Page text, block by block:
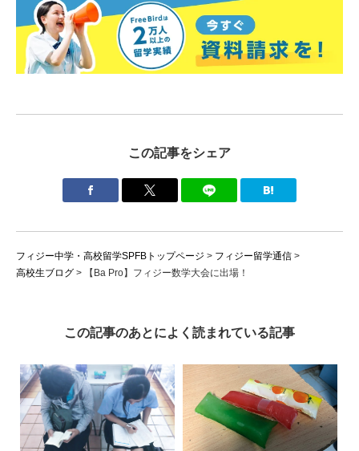
この記事をシェア
フィジー中学・高校留学SPFBトップページ > フィジー留学通信 >
高校生ブログ > 【Ba Pro】フィジー数学大会に出場！
この記事のあとによく読まれている記事